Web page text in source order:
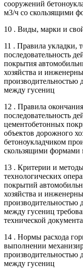
сооружений
м3/ч со скользящими
10 . Виды, марки и
11 . Правила укладки,
последовательность
покрытия
хозяйства и
производительностью
между гусениц
12 . Правила
последовательность
цементобетонных
объектов дорожного
бетоноукладчиком
скользящими формами
13 . Критерии и
технологических
покрытий
хозяйства и
производительностью
между гусениц
технической
14 . Нормы расхода
выполнении
производительностью
между гусениц